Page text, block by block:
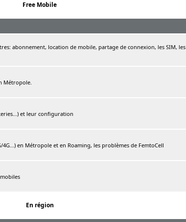
Free Mobile
abonnement, location de mobile, partage de connexion, les SIM, les
Métropole.
et leur configuration
en Métropole et en Roaming, les problèmes de FemtoCell
En région